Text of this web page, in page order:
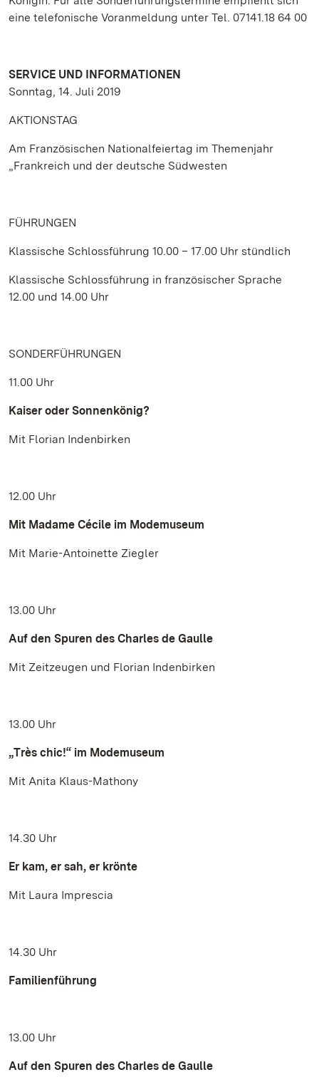
eine telefonische Voranmeldung unter Tel. 07141.18 64 00
SERVICE UND INFORMATIONEN
Sonntag, 14. Juli 2019
AKTIONSTAG
Am Französischen Nationalfeiertag im Themenjahr
„Frankreich und der deutsche Südwesten
FÜHRUNGEN
Klassische Schlossführung 10.00 – 17.00 Uhr stündlich
Klassische Schlossführung in französischer Sprache
12.00 und 14.00 Uhr
SONDERFÜHRUNGEN
11.00 Uhr
Kaiser oder Sonnenkönig?
Mit Florian Indenbirken
12.00 Uhr
Mit Madame Cécile im Modemuseum
Mit Marie-Antoinette Ziegler
13.00 Uhr
Auf den Spuren des Charles de Gaulle
Mit Zeitzeugen und Florian Indenbirken
13.00 Uhr
„Très chic!“ im Modemuseum
Mit Anita Klaus-Mathony
14.30 Uhr
Er kam, er sah, er krönte
Mit Laura Imprescia
14.30 Uhr
Familienführung
13.00 Uhr
Auf den Spuren des Charles de Gaulle